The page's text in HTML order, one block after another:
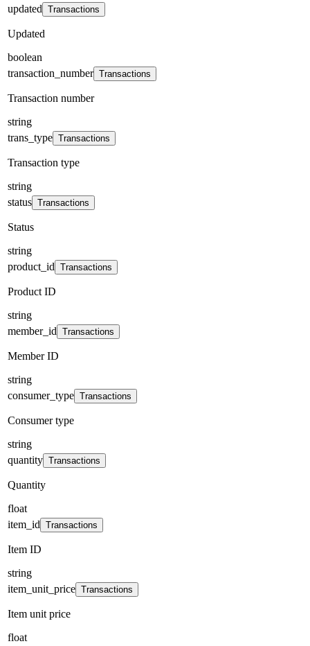
updated Transactions
Updated
boolean
transaction_number Transactions
Transaction number
string
trans_type Transactions
Transaction type
string
status Transactions
Status
string
product_id Transactions
Product ID
string
member_id Transactions
Member ID
string
consumer_type Transactions
Consumer type
string
quantity Transactions
Quantity
float
item_id Transactions
Item ID
string
item_unit_price Transactions
Item unit price
float